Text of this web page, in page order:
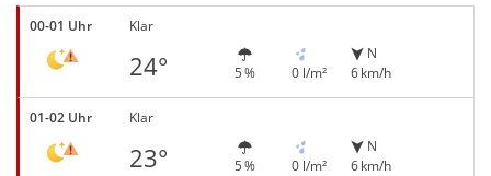
00-01 Uhr Klar
24° 5 % 0 l/m²
N
6 km/h
01-02 Uhr Klar
23° 5 % 0 l/m²
N
6 km/h